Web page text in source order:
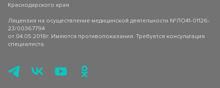
Краснодарского края
Лицензия на осуществление медицинской деятельности №ЛО41-01126-
23/00367794
от 04.05.2018г. Имеются противопоказания. Требуется консультация
специалиста.